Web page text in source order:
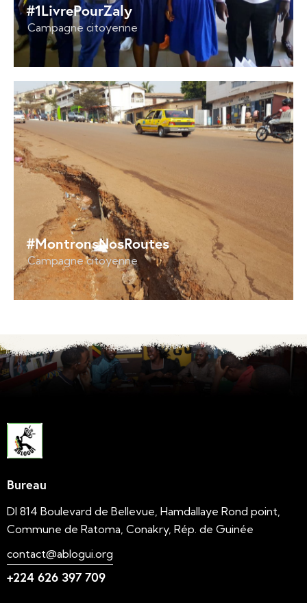
#1LivrePourZaly
Campagne citoyenne
#MontronsNosRoutes
Campagne citoyenne
Bureau
DI 814 Boulevard de Bellevue, Hamdallaye Rond point,
Commune de Ratoma, Conakry, Rép. de Guinée
contact@ablogui.org
+224 626 397 709